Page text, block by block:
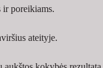
ir poreikiams.
ateityje.